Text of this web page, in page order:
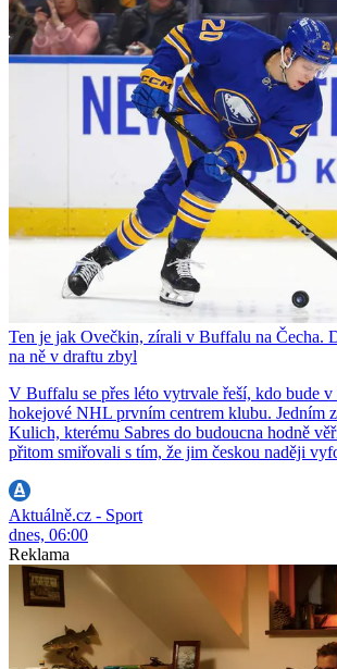
Ten je jak Ovečkin, zírali v Buffalu na Čecha.
na ně v draftu zbyl
V Buffalu se přes léto vytrvale řeší, kdo bude v
hokejové NHL prvním centrem klubu. Jedním
Kulich, kterému Sabres do budoucna hodně
přitom smiřovali s tím, že jim českou naději
Aktuálně.cz - Sport
dnes, 06:00
Reklama